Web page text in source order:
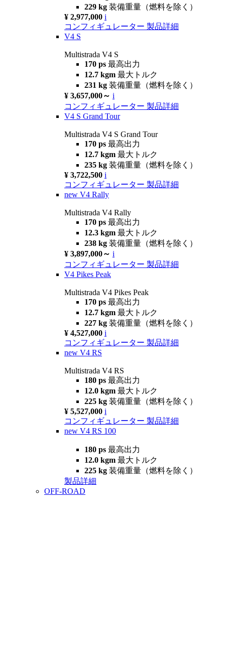
229 kg 装備重量（燃料を除く）
¥ 2,977,000 i
コンフィギュレーター 製品詳細
V4 S
Multistrada V4 S
170 ps 最高出力
12.7 kgm 最大トルク
231 kg 装備重量（燃料を除く）
¥ 3,657,000～ i
コンフィギュレーター 製品詳細
V4 S Grand Tour
Multistrada V4 S Grand Tour
170 ps 最高出力
12.7 kgm 最大トルク
235 kg 装備重量（燃料を除く）
¥ 3,722,500 i
コンフィギュレーター 製品詳細
new V4 Rally
Multistrada V4 Rally
170 ps 最高出力
12.3 kgm 最大トルク
238 kg 装備重量（燃料を除く）
¥ 3,897,000～ i
コンフィギュレーター 製品詳細
V4 Pikes Peak
Multistrada V4 Pikes Peak
170 ps 最高出力
12.7 kgm 最大トルク
227 kg 装備重量（燃料を除く）
¥ 4,527,000 i
コンフィギュレーター 製品詳細
new V4 RS
Multistrada V4 RS
180 ps 最高出力
12.0 kgm 最大トルク
225 kg 装備重量（燃料を除く）
¥ 5,527,000 i
コンフィギュレーター 製品詳細
new V4 RS 100
180 ps 最高出力
12.0 kgm 最大トルク
225 kg 装備重量（燃料を除く）
製品詳細
OFF-ROAD